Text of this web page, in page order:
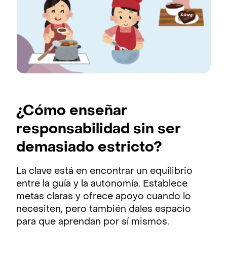
¿Cómo enseñar
responsabilidad sin ser
demasiado estricto?
La clave está en encontrar un equilibrio
entre la guía y la autonomía. Establece
metas claras y ofrece apoyo cuando lo
necesiten, pero también dales espacio
para que aprendan por sí mismos.